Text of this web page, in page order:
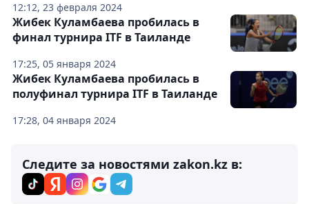
12:12, 23 февраля 2024
17:25, 05 января 2024
Жибек Куламбаева пробилась в
финал турнира ITF в Таиланде
17:28, 04 января 2024
Жибек Куламбаева пробилась в
полуфинал турнира ITF в Таиланде
Следите за новостями zakon.kz в: